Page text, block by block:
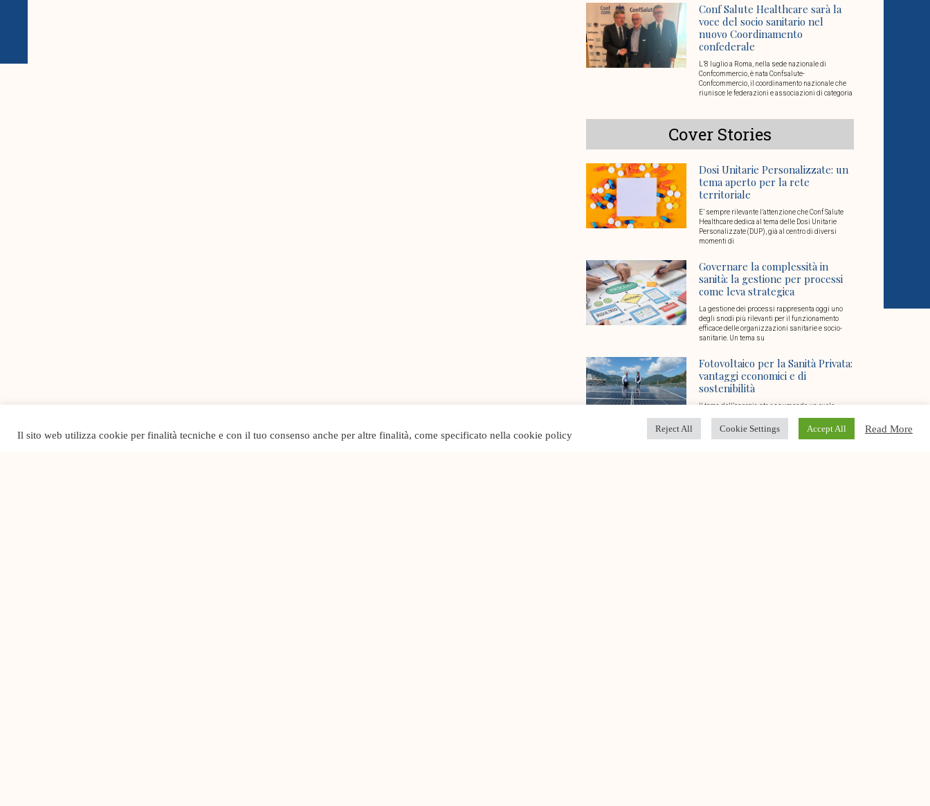
Conf Salute Healthcare sarà la
voce del socio sanitario nel
nuovo Coordinamento
confederale
L’8 luglio a Roma, nella sede nazionale di
Confcommercio, è nata Confsalute-
Confcommercio, il coordinamento nazionale che
riunisce le federazioni e associazioni di categoria
Cover Stories
Dosi Unitarie Personalizzate: un
tema aperto per la rete
territoriale
E’ sempre rilevante l’attenzione che Conf Salute
Healthcare dedica al tema delle Dosi Unitarie
Personalizzate (DUP), già al centro di diversi
momenti di
Governare la complessità in
sanità: la gestione per processi
come leva strategica
La gestione dei processi rappresenta oggi uno
degli snodi più rilevanti per il funzionamento
efficace delle organizzazioni sanitarie e socio-
sanitarie. Un tema su
Fotovoltaico per la Sanità Privata:
vantaggi economici e di
sostenibilità
Il tema dell’energia sta assumendo un ruolo
l’esigenza di garantire ogni giorno continuità di
Il sito web utilizza cookie per finalità tecniche e con il tuo consenso anche per altre finalità, come specificato nella cookie policy
Reject All Cookie Settings Accept All Read More